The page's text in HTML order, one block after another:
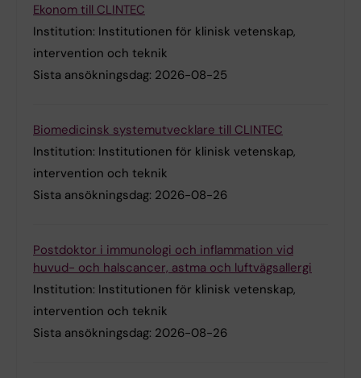
Ekonom till CLINTEC
Institution: Institutionen för klinisk vetenskap,
intervention och teknik
Sista ansökningsdag: 2026-08-25
Biomedicinsk systemutvecklare till CLINTEC
Institution: Institutionen för klinisk vetenskap,
intervention och teknik
Sista ansökningsdag: 2026-08-26
Postdoktor i immunologi och inflammation vid
huvud- och halscancer, astma och luftvägsallergi
Institution: Institutionen för klinisk vetenskap,
intervention och teknik
Sista ansökningsdag: 2026-08-26